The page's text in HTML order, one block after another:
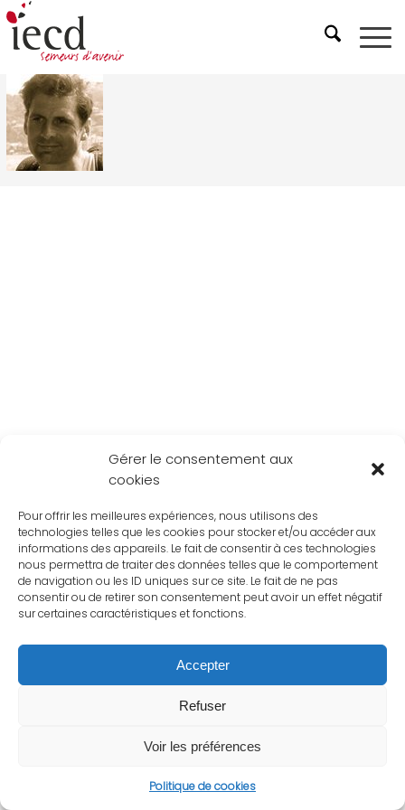
Gérer le consentement aux
cookies
Pour offrir les meilleures expériences, nous utilisons des
technologies telles que les cookies pour stocker et/ou accéder aux
informations des appareils. Le fait de consentir à ces technologies
nous permettra de traiter des données telles que le comportement
de navigation ou les ID uniques sur ce site. Le fait de ne pas
consentir ou de retirer son consentement peut avoir un effet négatif
sur certaines caractéristiques et fonctions.
Accepter
Refuser
Voir les préférences
Politique de cookies